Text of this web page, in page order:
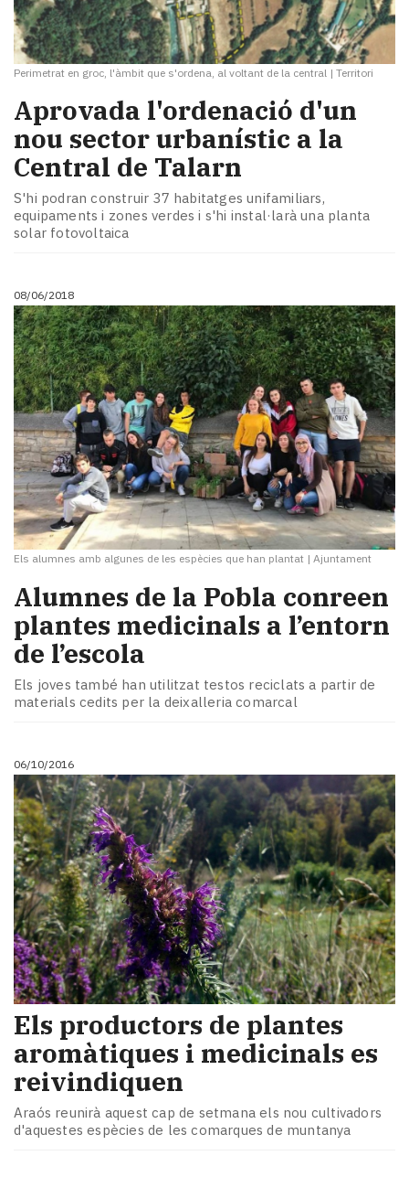
Perimetrat en groc, l'àmbit que s'ordena, al voltant de la central | Territori
Aprovada l'ordenació d'un
nou sector urbanístic a la
Central de Talarn
S'hi podran construir 37 habitatges unifamiliars,
equipaments i zones verdes i s'hi instal·larà una planta
solar fotovoltaica
08/06/2018
Els alumnes amb algunes de les espècies que han plantat | Ajuntament
Alumnes de la Pobla conreen
plantes medicinals a l’entorn
de l’escola
Els joves també han utilitzat testos reciclats a partir de
materials cedits per la deixalleria comarcal
06/10/2016
​Els productors de plantes
aromàtiques i medicinals es
reivindiquen
Araós reunirà aquest cap de setmana els nou cultivadors
d'aquestes espècies de les comarques de muntanya